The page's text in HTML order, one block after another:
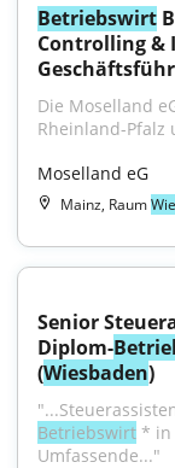
Betriebswirt
Controlling &
Die Moselland
Rheinland-
Moselland eG
Mainz, Raum
Senior
Diplom-
(Wiesbaden)
Betriebswirt * in
Umfassende..."